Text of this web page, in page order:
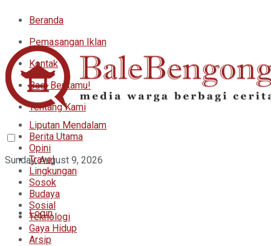
Beranda
Pemasangan Iklan
Kontak
Bagi Beritamu!
Tentang Kami
Sunday, August 9, 2026
Login
Liputan Mendalam
Berita Utama
Opini
Travel
Lingkungan
Sosok
Budaya
Sosial
Teknologi
Gaya Hidup
Arsip